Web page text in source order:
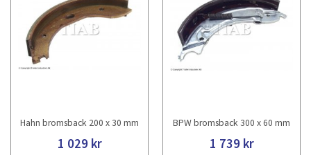
Hahn bromsback 200 x 30 mm
1 029 kr
BPW bromsback 300 x 60 mm
1 739 kr